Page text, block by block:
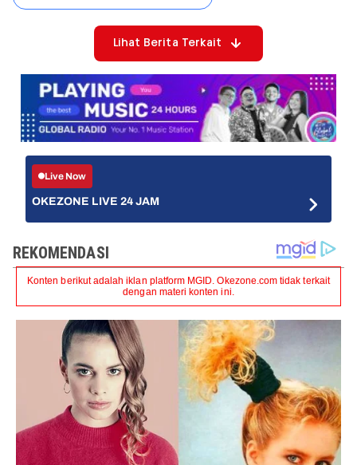
Lihat Berita Terkait
Live Now
OKEZONE LIVE 24 JAM